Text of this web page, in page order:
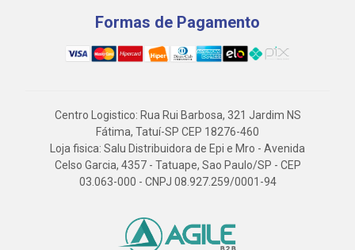
Formas de Pagamento
Centro Logistico: Rua Rui Barbosa, 321 Jardim NS
Fátima, Tatuí-SP CEP 18276-460
Loja fisica: Salu Distribuidora de Epi e Mro - Avenida
Celso Garcia, 4357 - Tatuape, Sao Paulo/SP - CEP
03.063-000 - CNPJ 08.927.259/0001-94